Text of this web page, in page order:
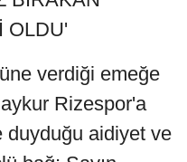
OLDU'
verdiği emeğe
Rizespor'a
duyduğu aidiyet ve